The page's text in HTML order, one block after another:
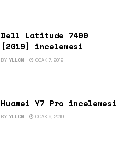
Dell Latitude 7400
[2019] incelemesi
BY YLLCN OCAK 7, 2019
Huawei Y7 Pro incelemesi
BY YLLCN OCAK 6, 2019